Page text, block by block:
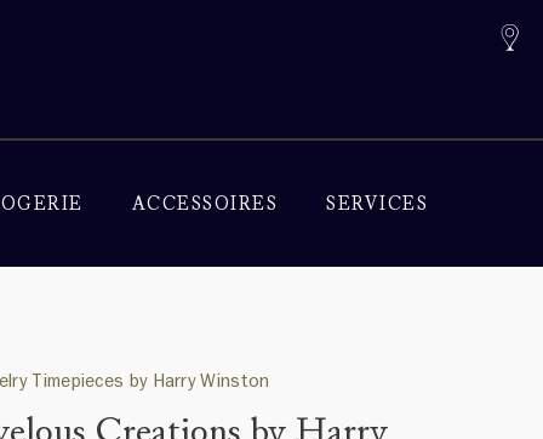
ACCESSOIRES SERVICES
Timepieces by Harry Winston